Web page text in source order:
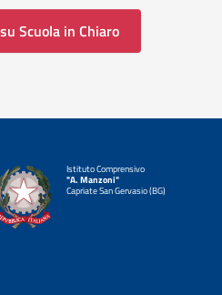
Scuola in Chiaro
Istituto Comprensivo
"A. Manzoni"
Capriate San Gervasio (BG)